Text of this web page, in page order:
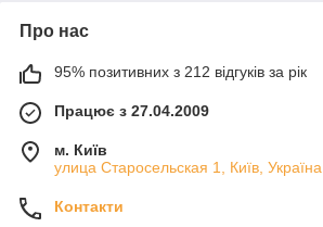
Про нас
95% позитивних з 212 відгуків за рік
Працює з 27.04.2009
м. Київ
улица Старосельская 1, Київ, Україна
Контакти